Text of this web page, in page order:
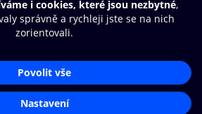
údajů
Aplikace O2 Knihovna
Čti a poslouchej své e-knihy a